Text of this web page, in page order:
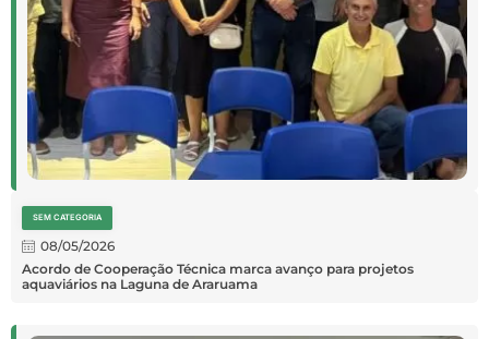
SEM CATEGORIA
08/05/2026
Acordo de Cooperação Técnica marca avanço para projetos
aquaviários na Laguna de Araruama